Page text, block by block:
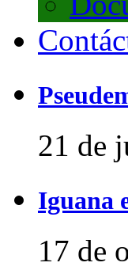
21 de
Iguana
17 de